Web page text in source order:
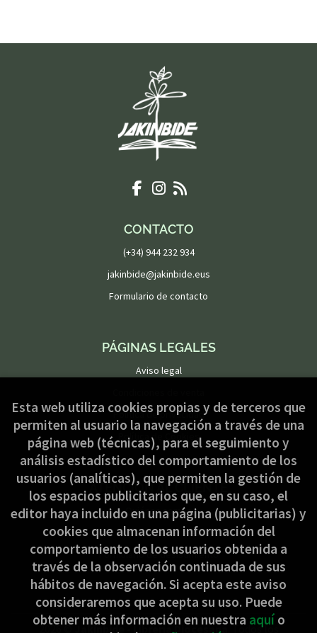
CONTACTO
(+34) 944 232 934
jakinbide@jakinbide.eus
Formulario de contacto
PÁGINAS LEGALES
Aviso legal
Política de privacidad
Política de Cookies
ATENCIÓN AL CLIENTE
Quiénes somos
Pedidos especiales
Formulario de desistimiento
2026 ©Jakinbide - Librería Diocesana . Todos los
Esta web utiliza cookies propias y de terceros que
permiten al usuario la navegación a través de una
página web (técnicas), para el seguimiento y
análisis estadístico del comportamiento de los
usuarios (analíticas), que permiten la gestión de
los espacios publicitarios que, en su caso, el
editor haya incluido en una página (publicitarias) y
cookies que almacenan información del
comportamiento de los usuarios obtenida a
través de la observación continuada de sus
hábitos de navegación. Si acepta este aviso
consideraremos que acepta su uso. Puede
obtener más información en nuestra aquío